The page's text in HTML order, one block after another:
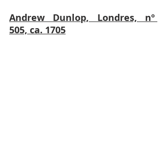
Andrew Dunlop, Londres, nº
505, ca. 1705